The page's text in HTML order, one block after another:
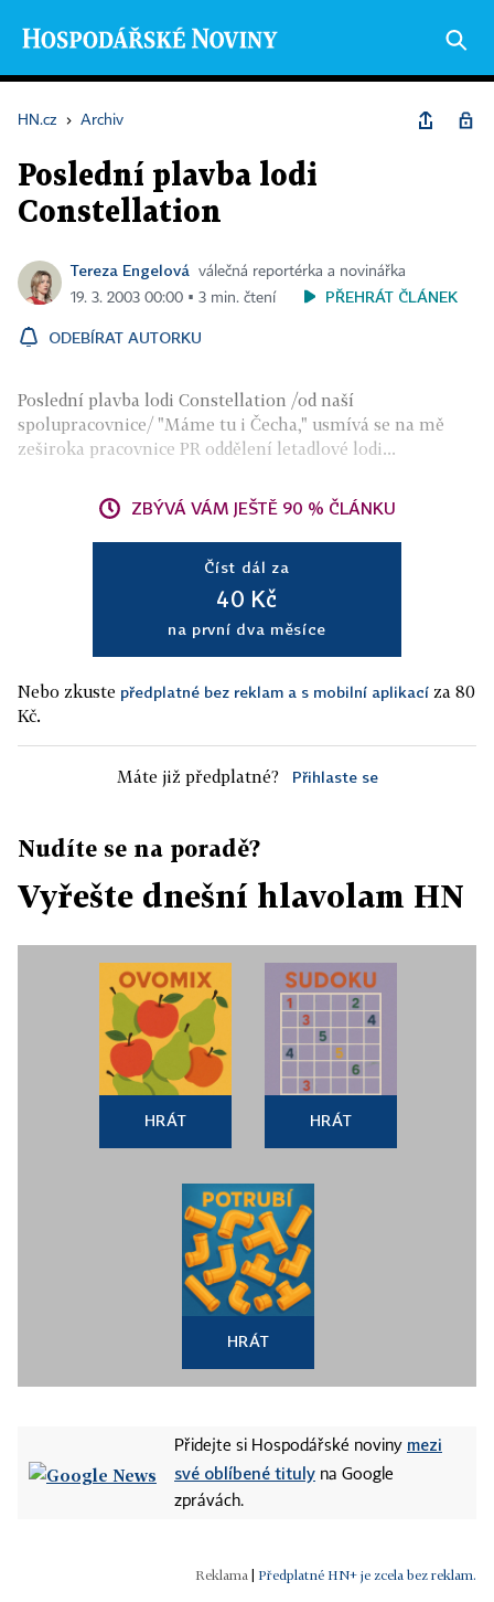
HN.cz › Archiv
Poslední plavba lodi
Constellation
Tereza Engelová
válečná reportérka a novinářka
19. 3. 2003 00:00 ▪ 3 min. čtení
PŘEHRÁT ČLÁNEK
ODEBÍRAT AUTORKU
Poslední plavba lodi Constellation /od naší
spolupracovnice/ "Máme tu i Čecha," usmívá se na mě
zeširoka pracovnice PR oddělení letadlové lodi...
ZBÝVÁ VÁM JEŠTĚ 90 % ČLÁNKU
Číst dál za
40 Kč
na první dva měsíce
Nebo zkuste předplatné bez reklam a s mobilní aplikací za 80
Kč.
Máte již předplatné? Přihlaste se
Nudíte se na poradě?
Vyřešte dnešní hlavolam HN
HRÁT HRÁT
HRÁT
Přidejte si Hospodářské noviny mezi
své oblíbené tituly na Google
zprávách.
Předplatné HN+ je zcela bez reklam.